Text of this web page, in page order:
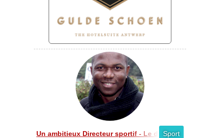
Sport
Un ambitieux Directeur sportif - Le directeur sportif,